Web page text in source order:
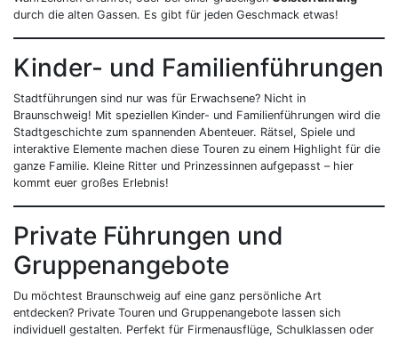
durch die alten Gassen. Es gibt für jeden Geschmack etwas!
Kinder- und Familienführungen
Stadtführungen sind nur was für Erwachsene? Nicht in
Braunschweig! Mit speziellen Kinder- und Familienführungen wird die
Stadtgeschichte zum spannenden Abenteuer. Rätsel, Spiele und
interaktive Elemente machen diese Touren zu einem Highlight für die
ganze Familie. Kleine Ritter und Prinzessinnen aufgepasst – hier
kommt euer großes Erlebnis!
Private Führungen und
Gruppenangebote
Du möchtest Braunschweig auf eine ganz persönliche Art
entdecken? Private Touren und Gruppenangebote lassen sich
individuell gestalten. Perfekt für Firmenausflüge, Schulklassen oder